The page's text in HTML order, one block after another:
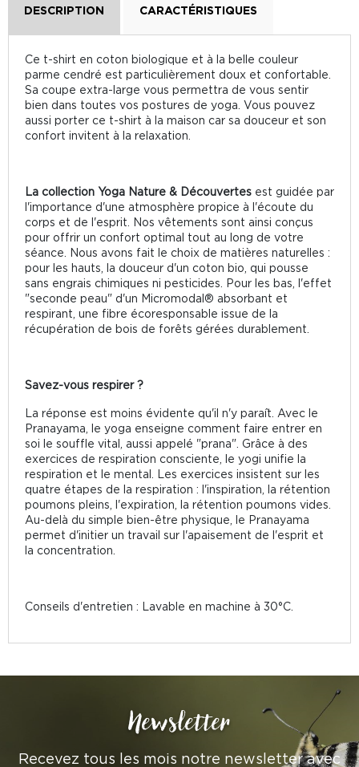
DESCRIPTION CARACTÉRISTIQUES
Ce t-shirt en coton biologique et à la belle couleur
parme cendré est particulièrement doux et confortable.
Sa coupe extra-large vous permettra de vous sentir
bien dans toutes vos postures de yoga. Vous pouvez
aussi porter ce t-shirt à la maison car sa douceur et son
confort invitent à la relaxation.
La collection Yoga Nature & Découvertes est guidée par
l'importance d'une atmosphère propice à l'écoute du
corps et de l'esprit. Nos vêtements sont ainsi conçus
pour offrir un confort optimal tout au long de votre
séance. Nous avons fait le choix de matières naturelles :
pour les hauts, la douceur d'un coton bio, qui pousse
sans engrais chimiques ni pesticides. Pour les bas, l'effet
"seconde peau" d'un Micromodal® absorbant et
respirant, une fibre écoresponsable issue de la
récupération de bois de forêts gérées durablement.
Savez-vous respirer ?
La réponse est moins évidente qu'il n'y paraît. Avec le
Pranayama, le yoga enseigne comment faire entrer en
soi le souffle vital, aussi appelé "prana". Grâce à des
exercices de respiration consciente, le yogi unifie la
respiration et le mental. Les exercices insistent sur les
quatre étapes de la respiration : l'inspiration, la rétention
poumons pleins, l'expiration, la rétention poumons vides.
Au-delà du simple bien-être physique, le Pranayama
permet d'initier un travail sur l'apaisement de l'esprit et
la concentration.
Conseils d'entretien : Lavable en machine à 30°C.
Newsletter
Recevez tous les mois notre newsletter avec